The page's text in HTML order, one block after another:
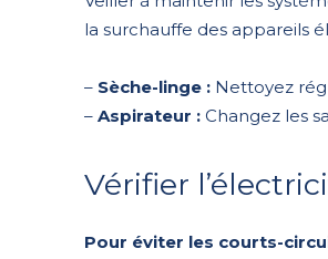
la surchauffe des appareils
– Sèche-linge : Nettoyez
– Aspirateur : Changez les
Vérifier
Pour éviter les courts-